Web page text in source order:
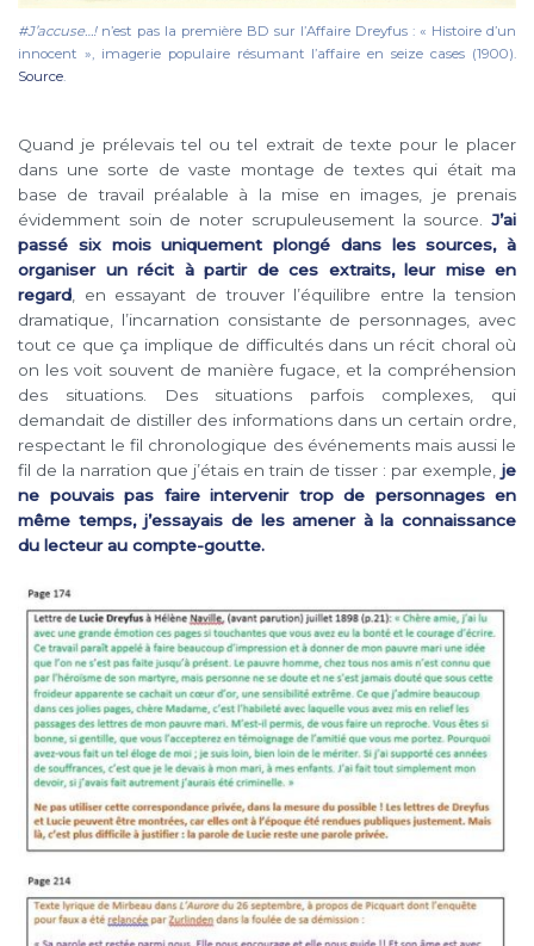
#J’accuse…!n’est pas la première BD sur l’Affaire Dreyfus : « Histoire d’un
innocent », imagerie populaire résumant l’affaire en seize cases (1900).
Source
Quand je prélevais tel ou tel extrait de texte pour le placer
dans une sorte de vaste montage de textes qui était ma
base de travail préalable à la mise en images, je prenais
évidemment soin de noter scrupuleusement la source. J’ai
passé six mois uniquement plongé dans les sources, à
organiser un récit à partir de ces extraits, leur mise en
regard , en essayant de trouver l’équilibre entre la tension
dramatique, l’incarnation consistante de personnages, avec
tout ce que ça implique de difficultés dans un récit choral où
on les voit souvent de manière fugace, et la compréhension
des situations. Des situations parfois complexes, qui
demandait de distiller des informations dans un certain ordre,
respectant le fil chronologique des événements mais aussi le
fil de la narration que j’étais en train de tisser : par exemple, je
ne pouvais pas faire intervenir trop de personnages en
même temps, j’essayais de les amener à la connaissance
du lecteur au compte-goutte.